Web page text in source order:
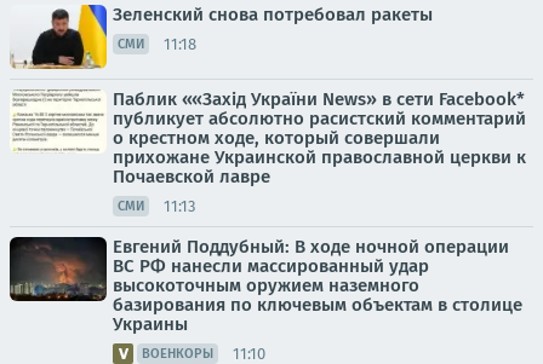
Зеленский снова потребовал ракеты
СМИ 11:18
Паблик ««Захід України News» в сети Facebook*
публикует абсолютно расистский комментарий
о крестном ходе, который совершали
прихожане Украинской православной церкви к
Почаевской лавре
СМИ 11:13
Евгений Поддубный: В ходе ночной операции
ВС РФ нанесли массированный удар
высокоточным оружием наземного
базирования по ключевым объектам в столице
Украины
ВОЕНКОРЫ 11:10